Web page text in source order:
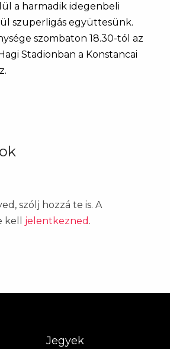
a harmadik idegenbeli
szuperligás együttesünk.
szombaton 18.30-tól az
Stadionban a Konstancai
szólj hozzá te is. A
kell jelentkezned .
Jegyek